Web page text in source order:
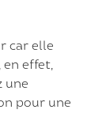
car elle
effet,
une
pour une